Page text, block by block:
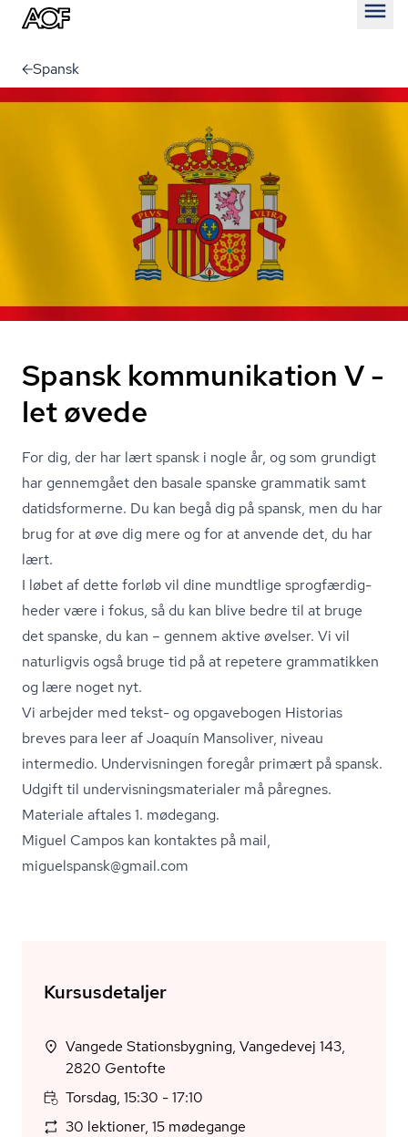
Spansk
Spansk kommunikation V -
let øvede
For dig, der har lært spansk i nogle år, og som grundigt
har gennemgået den basale spanske grammatik samt
datidsformerne. Du kan begå dig på spansk, men du har
brug for at øve dig mere og for at anvende det, du har
lært.
I løbet af dette forløb vil dine mundtlige sprog­fær­dig­
he­der være i fokus, så du kan blive bedre til at bruge
det spanske, du kan – gennem aktive øvelser. Vi vil
naturligvis også bruge tid på at repetere grammatikken
og lære noget nyt.
Vi arbejder med tekst- og opgavebogen Historias
breves para leer af Joaquín Mansoliver, niveau
intermedio. Undervisningen foregår primært på spansk.
Udgift til un­der­vis­nings­ma­te­ri­a­ler må påregnes.
Materiale aftales 1. mødegang.
Miguel Campos kan kontaktes på mail,
miguelspansk@gmail.com
Kursusdetaljer
Vangede Stationsbygning, Vangedevej 143,
2820 Gentofte
Torsdag, 15:30 - 17:10
30 lektioner, 15 mødegange